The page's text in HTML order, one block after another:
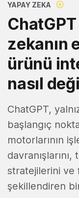
YAPAY ZEKA
zekanın
ürünü
nasıl
ChatGPT,
başlangıç
motorlarının
stratejilerini ve
şekillendiren